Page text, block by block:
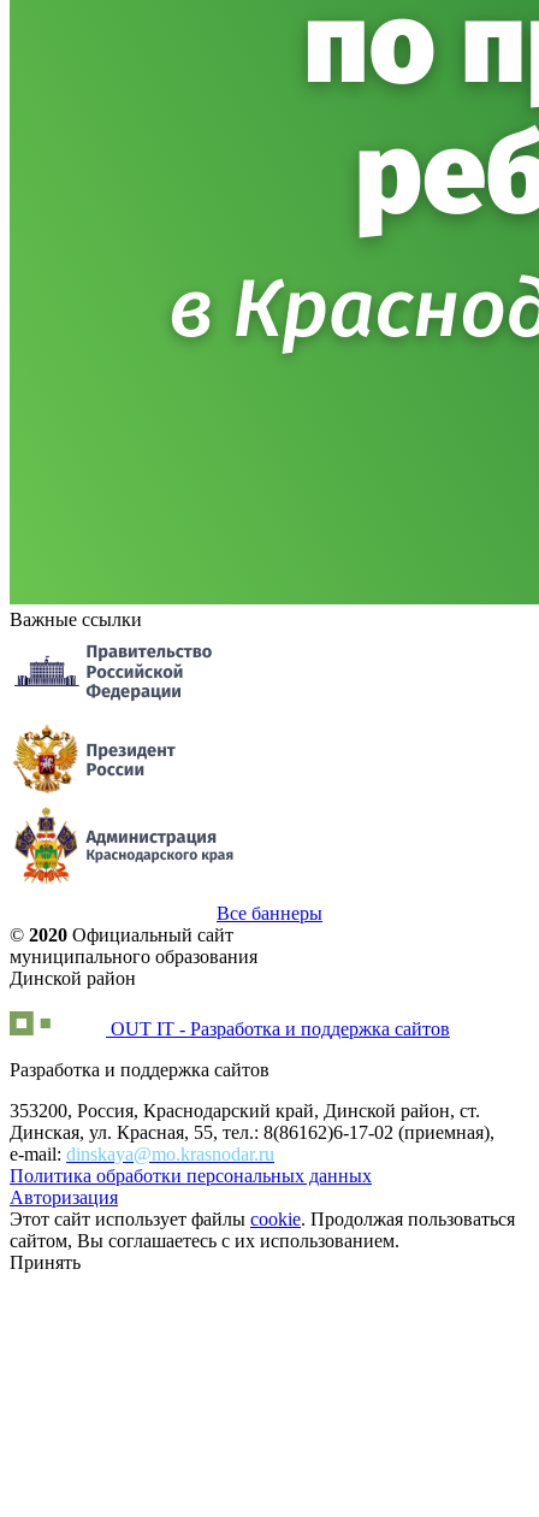
Важные ссылки
Все баннеры
© 2020 Официальный сайт
муниципального образования
Динской район
OUT IT - Разработка и поддержка сайтов
Разработка и поддержка сайтов
353200, Россия, Краснодарский край, Динской район, ст.
Динская, ул. Красная, 55, тел.: 8(86162)6-17-02 (приемная),
e-mail: dinskaya@mo.krasnodar.ru
Политика обработки персональных данных
Авторизация
Этот сайт использует файлы cookie. Продолжая пользоваться
сайтом, Вы соглашаетесь с их использованием.
Принять